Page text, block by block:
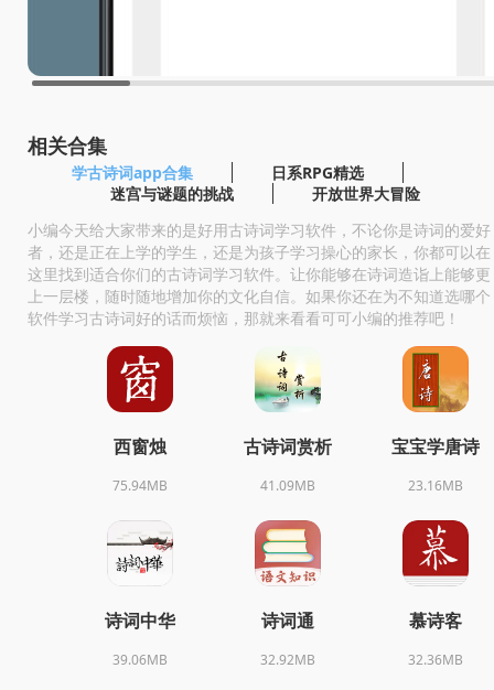
相关合集
学古诗词app合集
日系RPG精选
迷宫与谜题的挑战
开放世界大冒险
小编今天给大家带来的是好用古诗词学习软件，不论你是诗词的爱好
者，还是正在上学的学生，还是为孩子学习操心的家长，你都可以在
这里找到适合你们的古诗词学习软件。让你能够在诗词造诣上能够更
上一层楼，随时随地增加你的文化自信。如果你还在为不知道选哪个
软件学习古诗词好的话而烦恼，那就来看看可可小编的推荐吧！
西窗烛
75.94MB
古诗词赏析
41.09MB
宝宝学唐诗
23.16MB
诗词中华
39.06MB
诗词通
32.92MB
慕诗客
32.36MB